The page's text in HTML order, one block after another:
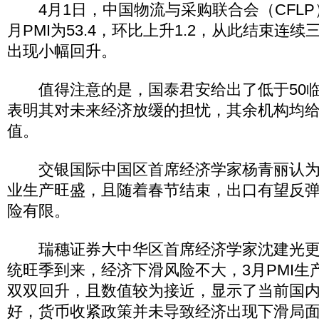
4月1日，中国物流与采购联合会（CFLP
月PMI为53.4，环比上升1.2，从此结束连续
出现小幅回升。
值得注意的是，国泰君安给出了低于50
表明其对未来经济放缓的担忧，其余机构均
值。
交银国际中国区首席经济学家杨青丽认
业生产旺盛，且随着春节结束，出口有望反
险有限。
瑞穗证券大中华区首席经济学家沈建光
统旺季到来，经济下滑风险不大，3月PMI生
双双回升，且数值较为接近，显示了当前国
好，货币收紧政策并未导致经济出现下滑局